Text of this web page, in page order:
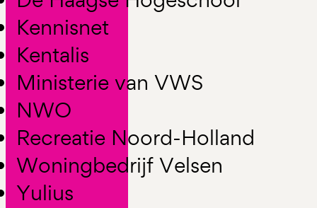
Kennisnet
Kentalis
Ministerie van VWS
NWO
Recreatie Noord-Holland
Woningbedrijf Velsen
Yulius